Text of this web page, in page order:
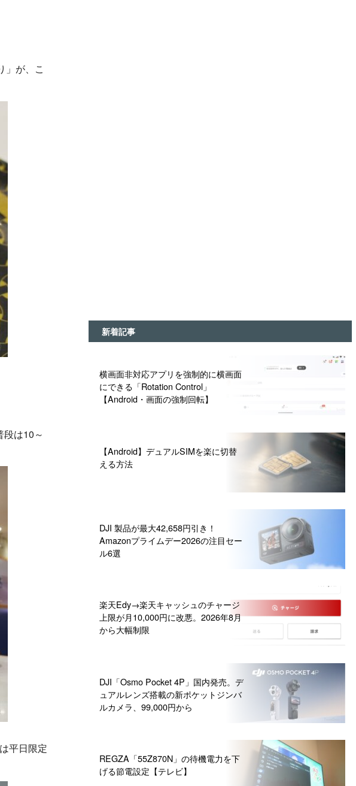
」が、こ
は10～
平日限定
新着記事
横画面非対応アプリを強制的に横画面
にできる「Rotation Control」
【Android・画面の強制回転】
【Android】デュアルSIMを楽に切替
える方法
DJI 製品が最大42,658円引き！
Amazonプライムデー2026の注目セー
ル6選
楽天Edy→楽天キャッシュのチャージ
上限が月10,000円に改悪。2026年8月
から大幅制限
DJI「Osmo Pocket 4P」国内発売。デ
ュアルレンズ搭載の新ポケットジンバ
ルカメラ、99,000円から
REGZA「55Z870N」の待機電力を下
げる節電設定【テレビ】